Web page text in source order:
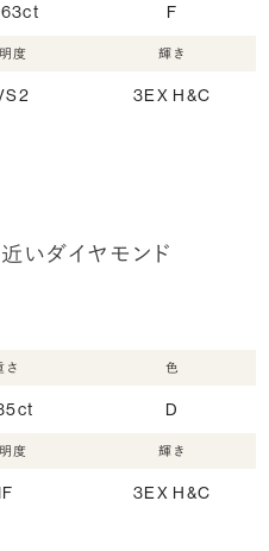
F
度 輝き
3EX H&C
近いダイヤモンド
さ 色
D
度
IF
輝き
3EX H&C